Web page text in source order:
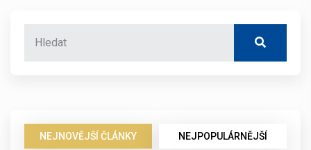
NEJNOVĚJŠÍ ČLÁNKY NEJPOPULÁRNĚJŠÍ